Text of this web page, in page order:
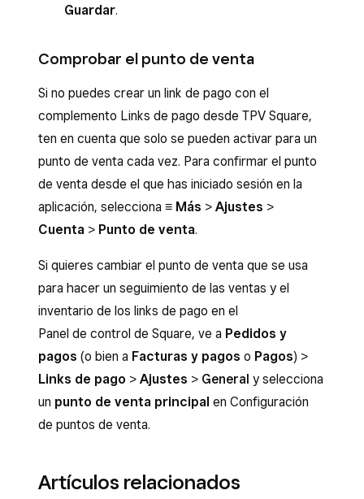
Guardar.
Comprobar el punto de venta
Si no puedes crear un link de pago con el
complemento Links de pago desde TPV Square,
ten en cuenta que solo se pueden activar para un
punto de venta cada vez. Para confirmar el punto
de venta desde el que has iniciado sesión en la
aplicación, selecciona ≡ Más > Ajustes >
Cuenta > Punto de venta.
Si quieres cambiar el punto de venta que se usa
para hacer un seguimiento de las ventas y el
inventario de los links de pago en el
Panel de control de Square, ve a Pedidos y
pagos (o bien a Facturas y pagos o Pagos) >
Links de pago > Ajustes > General y selecciona
un punto de venta principal en Configuración
de puntos de venta.
Artículos relacionados